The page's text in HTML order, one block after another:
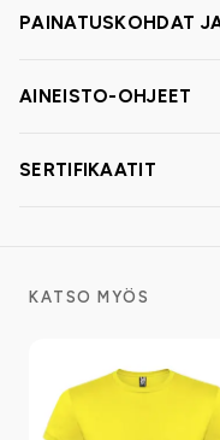
PAINATUSKOHDAT
AINEISTO-OHJEET
SERTIFIKAATIT
KATSO MYÖS